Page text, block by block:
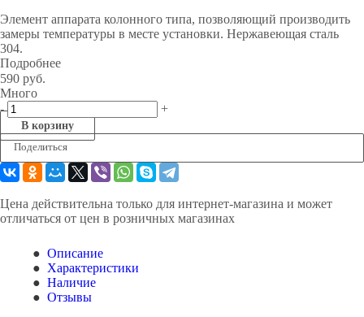
Элемент аппарата колонного типа, позволяющий производить
замеры температуры в месте установки. Нержавеющая сталь
304.
Подробнее
590 руб.
Много
-
+
В корзину
Поделиться
Цена действительна только для интернет-магазина и может
отличаться от цен в розничных магазинах
Описание
Характеристики
Наличие
Отзывы